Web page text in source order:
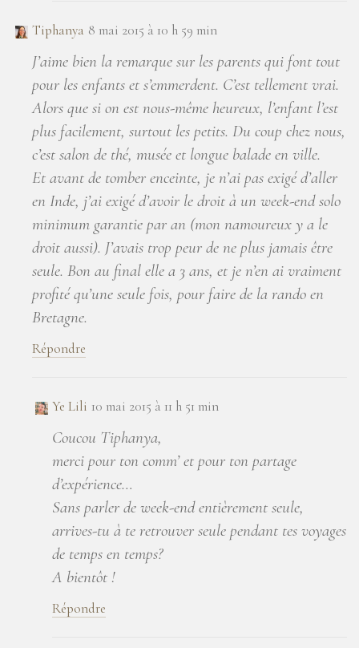
Tiphanya 8 mai 2015 à 10 h 59 min
J’aime bien la remarque sur les parents qui font tout
pour les enfants et s’emmerdent. C’est tellement vrai.
Alors que si on est nous-même heureux, l’enfant l’est
plus facilement, surtout les petits. Du coup chez nous,
c’est salon de thé, musée et longue balade en ville.
Et avant de tomber enceinte, je n’ai pas exigé d’aller
en Inde, j’ai exigé d’avoir le droit à un week-end solo
minimum garantie par an (mon namoureux y a le
droit aussi). J’avais trop peur de ne plus jamais être
seule. Bon au final elle a 3 ans, et je n’en ai vraiment
profité qu’une seule fois, pour faire de la rando en
Bretagne.
Répondre
Ye Lili 10 mai 2015 à 11 h 51 min
Coucou Tiphanya,
merci pour ton comm’ et pour ton partage
d’expérience…
Sans parler de week-end entièrement seule,
arrives-tu à te retrouver seule pendant tes voyages
de temps en temps?
A bientôt !
Répondre